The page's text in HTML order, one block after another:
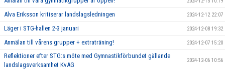
Alva Eriksson kritiserar landslagsledningen 2024-12-12 22:07
Läger i STG-hallen 2-3 januari 2024-12-08 19:32
Anmälan till vårens grupper + extraträning! 2024-12-07 15:20
Reflektioner efter STG:s möte med Gymnastikförbundet gällande
landslagsverksamhet KvAG
2024-12-06 10:56